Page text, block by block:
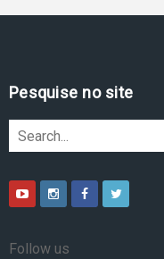
Pesquise no site
Follow us